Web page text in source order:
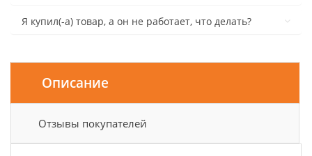
Я купил(-а) товар, а он не работает, что делать?
Описание
Отзывы покупателей